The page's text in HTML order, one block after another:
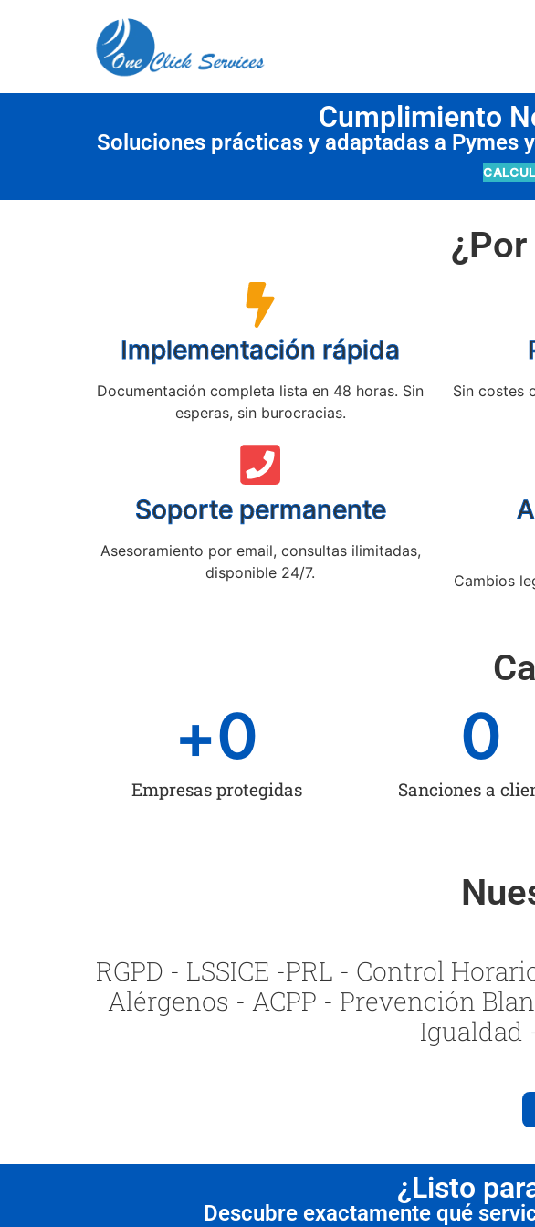
Cumplimiento
Soluciones prácticas y adaptadas a
Implementación rápida
Documentación completa lista en 48 horas. Sin
esperas, sin burocracias.
Sin costes
Soporte permanente
Asesoramiento por email, consultas ilimitadas,
disponible 24/7.
Cambios
Empresas protegidas
+0
Sanciones a
0
RGPD - LSSICE -PRL - Control
Alérgenos - ACPP - Prevención
Igualdad
¿Listo
Descubre exactamente qué